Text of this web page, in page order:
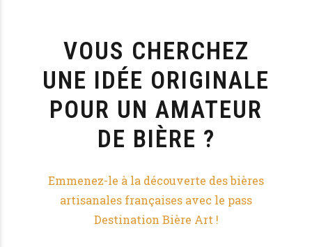
VOUS CHERCHEZ
UNE IDÉE ORIGINALE
POUR UN AMATEUR
DE BIÈRE ?
Emmenez-le à la découverte des bières
artisanales françaises avec le pass
Destination Bière Art !